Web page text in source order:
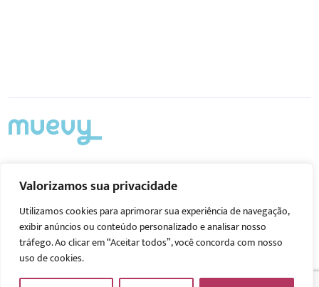
Valorizamos sua privacidade
Utilizamos cookies para aprimorar sua experiência de navegação,
exibir anúncios ou conteúdo personalizado e analisar nosso
tráfego. Ao clicar em “Aceitar todos”, você concorda com nosso
uso de cookies.
Acompanhe nas redes
© 2026 Muevy. Política de privacidade